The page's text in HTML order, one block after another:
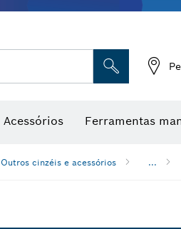
Acessórios Ferramentas
Outros cinzéis e acessórios ...